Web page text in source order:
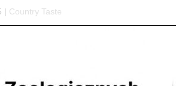
| Country Taste